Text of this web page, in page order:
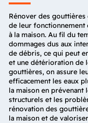
Rénover des gouttières
de leur fonctionnement
à la maison. Au fil du
dommages dus aux
de débris, ce qui peut
et une détérioration de
gouttières, on assure
efficacement les eaux
la maison en prévenant
structurels et les
rénovation des
la maison et de